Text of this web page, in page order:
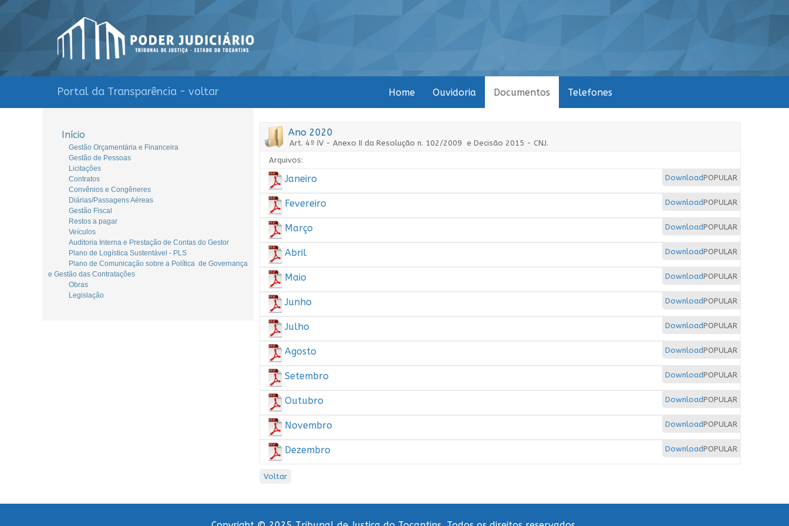
Portal da Transparência - voltar Home Ouvidoria Documentos Telefones
Início
Gestão Orçamentária e Financeira
Gestão de Pessoas
Licitações
Contratos
Convênios e Congêneres
Diárias/Passagens Aéreas
Gestão Fiscal
Restos a pagar
Veículos
Auditoria Interna e Prestação de Contas do Gestor
Plano de Logística Sustentável - PLS
Plano de Comunicação sobre a Política de Governança
e Gestão das Contratações
Obras
Legislação
Ano 2020
Art. 4º IV - Anexo II da Resolução n. 102/2009 e Decisão 2015 - CNJ.
Arquivos:
POPULAR
Download
Janeiro
POPULAR
Download
Fevereiro
POPULAR
Download
Março
POPULAR
Download
Abril
POPULAR
Download
Maio
POPULAR
Download
Junho
POPULAR
Download
Julho
POPULAR
Download
Agosto
POPULAR
Download
Setembro
POPULAR
Download
Outubro
POPULAR
Download
Novembro
POPULAR
Download
Dezembro
Voltar